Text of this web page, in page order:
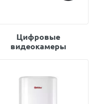
Цифровые
видеокамеры